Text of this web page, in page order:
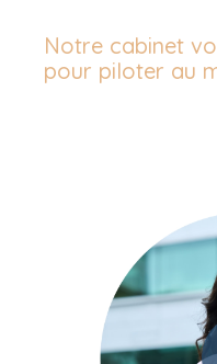
Notre cabinet
pour piloter au